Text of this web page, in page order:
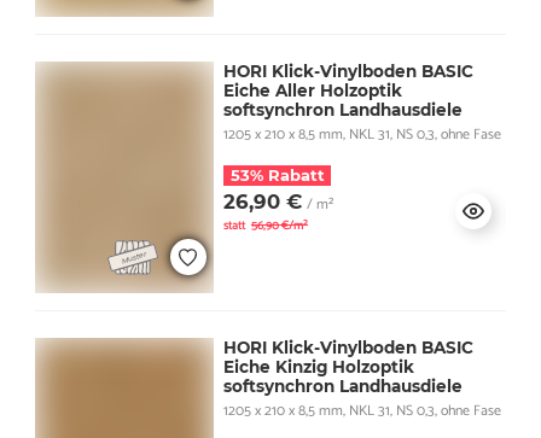
HORI Klick-Vinylboden BASIC
Eiche Aller Holzoptik
softsynchron Landhausdiele
1205 x 210 x 8,5 mm, NKL 31, NS 0,3, ohne Fase
53% Rabatt
26,90 € / m²
statt 56,90 €/m²
HORI Klick-Vinylboden BASIC
Eiche Kinzig Holzoptik
softsynchron Landhausdiele
1205 x 210 x 8,5 mm, NKL 31, NS 0,3, ohne Fase